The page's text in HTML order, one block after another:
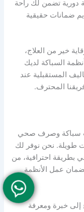
دورية تضمن لك راحة
ضمانات حقيقية
خير من العلاج،
السباكة لديك
المستقبلية عند
المحترف.
سباكة وصرف صحي
طويلة. نحن نوفر لك
احترافية، من
عمل الأنظمة
خبرة ومعرفة